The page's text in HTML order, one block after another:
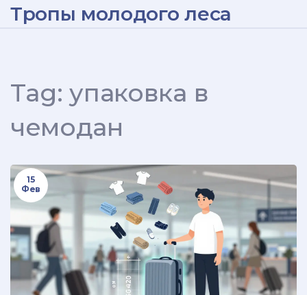
Тропы молодого леса
Tag: упаковка в
чемодан
15
Фев